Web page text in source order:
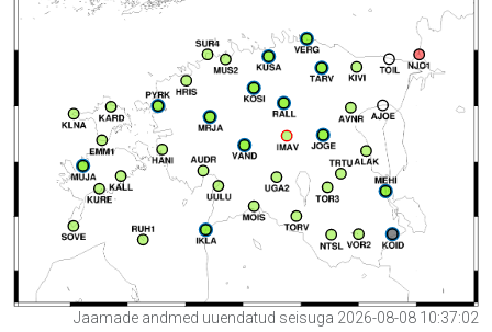
Jaamade andmed uuendatud seisuga 2026-08-08 10:37:02